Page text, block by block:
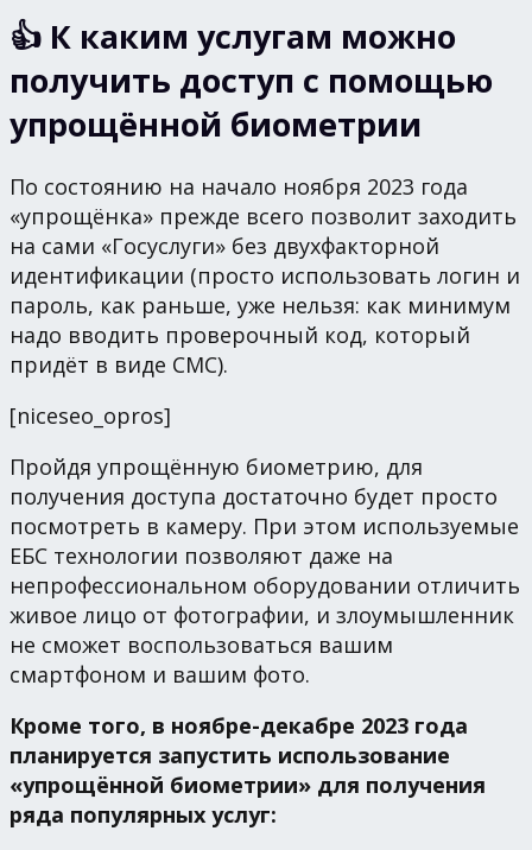
👍 К каким услугам можно
получить доступ с помощью
упрощённой биометрии
По состоянию на начало ноября 2023 года
«упрощёнка» прежде всего позволит заходить
на сами «Госуслуги» без двухфакторной
идентификации (просто использовать логин и
пароль, как раньше, уже нельзя: как минимум
надо вводить проверочный код, который
придёт в виде СМС).
[niceseo_opros]
Пройдя упрощённую биометрию, для
получения доступа достаточно будет просто
посмотреть в камеру. При этом используемые
ЕБС технологии позволяют даже на
непрофессиональном оборудовании отличить
живое лицо от фотографии, и злоумышленник
не сможет воспользоваться вашим
смартфоном и вашим фото.
Кроме того, в ноябре-декабре 2023 года
планируется запустить использование
«упрощённой биометрии» для получения
ряда популярных услуг: